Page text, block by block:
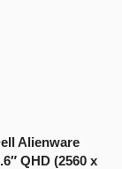
Alienware
QHD (2560 x